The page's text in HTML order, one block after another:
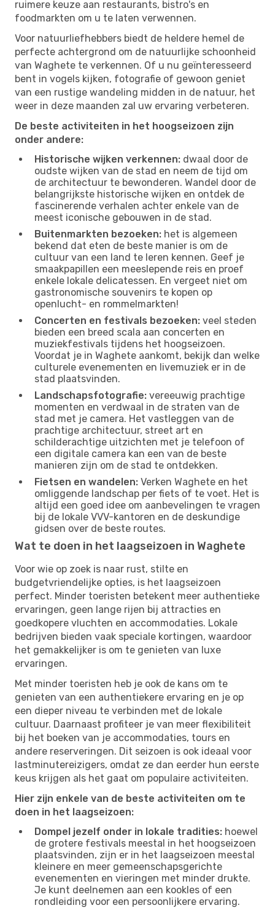
ruimere keuze aan restaurants, bistro's en
foodmarkten om u te laten verwennen.
Voor natuurliefhebbers biedt de heldere hemel de
perfecte achtergrond om de natuurlijke schoonheid
van Waghete te verkennen. Of u nu geïnteresseerd
bent in vogels kijken, fotografie of gewoon geniet
van een rustige wandeling midden in de natuur, het
weer in deze maanden zal uw ervaring verbeteren.
De beste activiteiten in het hoogseizoen zijn
onder andere:
Historische wijken verkennen: dwaal door de
oudste wijken van de stad en neem de tijd om
de architectuur te bewonderen. Wandel door de
belangrijkste historische wijken en ontdek de
fascinerende verhalen achter enkele van de
meest iconische gebouwen in de stad.
Buitenmarkten bezoeken: het is algemeen
bekend dat eten de beste manier is om de
cultuur van een land te leren kennen. Geef je
smaakpapillen een meeslepende reis en proef
enkele lokale delicatessen. En vergeet niet om
gastronomische souvenirs te kopen op
openlucht- en rommelmarkten!
Concerten en festivals bezoeken: veel steden
bieden een breed scala aan concerten en
muziekfestivals tijdens het hoogseizoen.
Voordat je in Waghete aankomt, bekijk dan welke
culturele evenementen en livemuziek er in de
stad plaatsvinden.
Landschapsfotografie: vereeuwig prachtige
momenten en verdwaal in de straten van de
stad met je camera. Het vastleggen van de
prachtige architectuur, street art en
schilderachtige uitzichten met je telefoon of
een digitale camera kan een van de beste
manieren zijn om de stad te ontdekken.
Fietsen en wandelen: Verken Waghete en het
omliggende landschap per fiets of te voet. Het is
altijd een goed idee om aanbevelingen te vragen
bij de lokale VVV-kantoren en de deskundige
gidsen over de beste routes.
Wat te doen in het laagseizoen in Waghete
Voor wie op zoek is naar rust, stilte en
budgetvriendelijke opties, is het laagseizoen
perfect. Minder toeristen betekent meer authentieke
ervaringen, geen lange rijen bij attracties en
goedkopere vluchten en accommodaties. Lokale
bedrijven bieden vaak speciale kortingen, waardoor
het gemakkelijker is om te genieten van luxe
ervaringen.
Met minder toeristen heb je ook de kans om te
genieten van een authentiekere ervaring en je op
een dieper niveau te verbinden met de lokale
cultuur. Daarnaast profiteer je van meer flexibiliteit
bij het boeken van je accommodaties, tours en
andere reserveringen. Dit seizoen is ook ideaal voor
lastminutereizigers, omdat ze dan eerder hun eerste
keus krijgen als het gaat om populaire activiteiten.
Hier zijn enkele van de beste activiteiten om te
doen in het laagseizoen:
Dompel jezelf onder in lokale tradities: hoewel
de grotere festivals meestal in het hoogseizoen
plaatsvinden, zijn er in het laagseizoen meestal
kleinere en meer gemeenschapsgerichte
evenementen en vieringen met minder drukte.
Je kunt deelnemen aan een kookles of een
rondleiding voor een persoonlijkere ervaring.